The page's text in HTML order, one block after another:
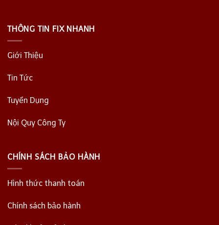
THÔNG TIN FIX NHANH
Giới Thiệu
Tin Tức
Tuyển Dụng
Nội Quy Công Ty
CHÍNH SÁCH BẢO HÀNH
Hình thức thanh toán
Chính sách bảo hành